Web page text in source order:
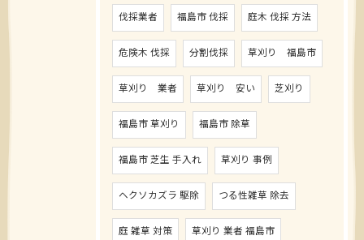
伐採業者 福島市 伐採 庭木 伐採 方法
危険木 伐採 分割伐採 草刈り 福島市
草刈り 業者 草刈り 安い 芝刈り
福島市 草刈り 福島市 除草
福島市 芝生 手入れ 草刈り 事例
ヘクソカズラ 駆除 つる性雑草 除去
庭 雑草 対策 草刈り 業者 福島市